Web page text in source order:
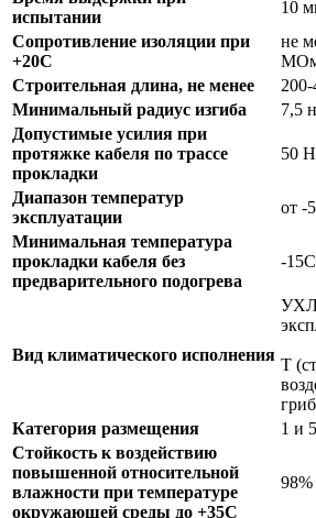
испытании
10
Сопротивление изоляции при
+20С
не
Строительная длина, не менее
Минимальный радиус изгиба
7,5
Допустимые усилия при
протяжке кабеля по трассе
прокладки
50
Диапазон температур
эксплуатации
от -
Минимальная температура
прокладки кабеля без
предварительного подогрева
-15С
Вид климатического исполнения
УХЛ
Т
Категория размещения
1 и
Стойкость к воздействию
повышенной относительной
влажности при температуре
окружающей среды до +35C
98%